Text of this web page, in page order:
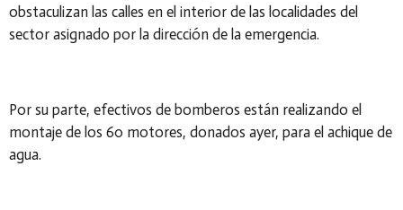
obstaculizan las calles en el interior de las localidades del
sector asignado por la dirección de la emergencia.
Por su parte, efectivos de bomberos están realizando el
montaje de los 60 motores, donados ayer, para el achique de
agua.